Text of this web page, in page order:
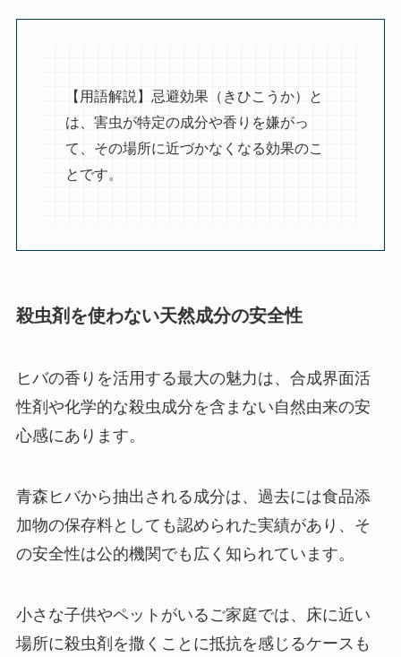
【用語解説】忌避効果（きひこうか）と
は、害虫が特定の成分や香りを嫌がっ
て、その場所に近づかなくなる効果のこ
とです。
殺虫剤を使わない天然成分の安全性
ヒバの香りを活用する最大の魅力は、合成界面活
性剤や化学的な殺虫成分を含まない自然由来の安
心感にあります。
青森ヒバから抽出される成分は、過去には食品添
加物の保存料としても認められた実績があり、そ
の安全性は公的機関でも広く知られています。
小さな子供やペットがいるご家庭では、床に近い
場所に殺虫剤を撒くことに抵抗を感じるケースも